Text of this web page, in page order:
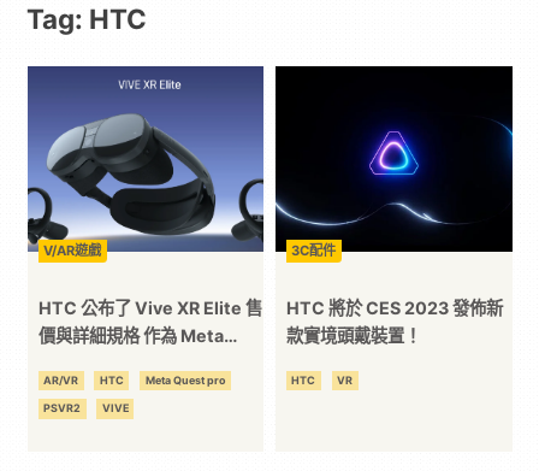
漫
二
次
元
｜
3C
Tag: HTC
V/AR遊戲
HTC 公布了 Vive XR Elite 售
價與詳細規格 作為 Meta
HTC 會如何出招？
AR/VR HTC Meta Quest pro
PSVR2 VIVE
3C配件
HTC 將於 CES 2023 發佈新
款實境頭戴裝置！
HTC VR